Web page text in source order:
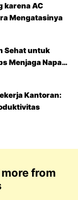
karena AC
Mengatasinya
Sehat untuk
Menjaga Napas
Aktivitas
Kantoran:
from